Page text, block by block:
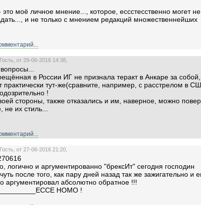
моё личное мнение..., которое, ессстесственно могет не
и не только с мнением редакций множественнейших
от 29-06-2016 14:38,
вопросы...
в России ИГ не признала теракт в Анкаре за собой,
практически тут-же(сравните, например, с расстрелом в
!
стороны, также отказались и им, наверное, можно
не их стиль...
от 27-06-2016 21:20,
логично и аргументированно "брексИт" сегодня господин
после того, как пару дней назад так же зажигательно и
аргументировал абсолютно обратное !!!
HOMO !